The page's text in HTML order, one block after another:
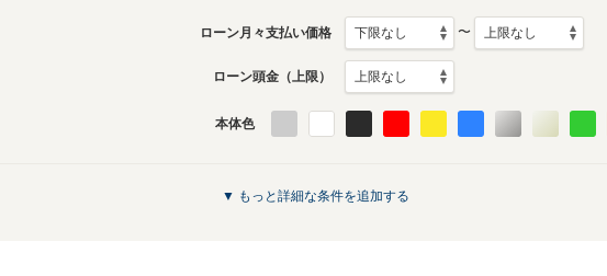
ローン月々支払い価格 〜
ローン頭金（上限）
本体色
▼ もっと詳細な条件を追加する